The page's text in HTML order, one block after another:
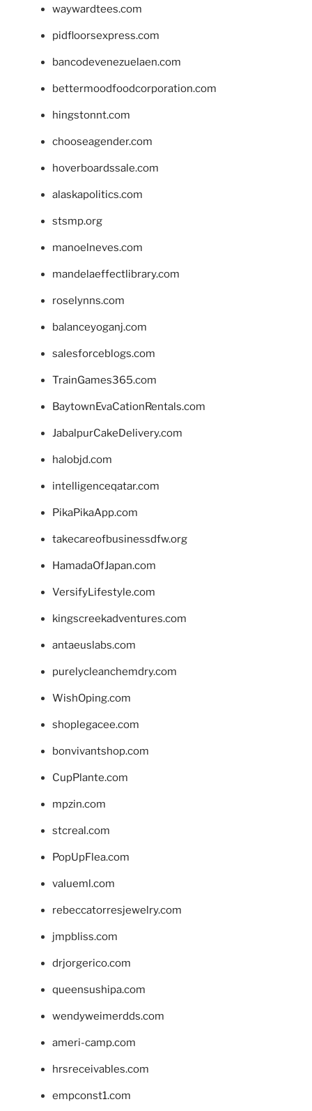
waywardtees.com
pidfloorsexpress.com
bancodevenezuelaen.com
bettermoodfoodcorporation.com
hingstonnt.com
chooseagender.com
hoverboardssale.com
alaskapolitics.com
stsmp.org
manoelneves.com
mandelaeffectlibrary.com
roselynns.com
balanceyoganj.com
salesforceblogs.com
TrainGames365.com
BaytownEvaCationRentals.com
JabalpurCakeDelivery.com
halobjd.com
intelligenceqatar.com
PikaPikaApp.com
takecareofbusinessdfw.org
HamadaOfJapan.com
VersifyLifestyle.com
kingscreekadventures.com
antaeuslabs.com
purelycleanchemdry.com
WishOping.com
shoplegacee.com
bonvivantshop.com
CupPlante.com
mpzin.com
stcreal.com
PopUpFlea.com
valueml.com
rebeccatorresjewelry.com
jmpbliss.com
drjorgerico.com
queensushipa.com
wendyweimerdds.com
ameri-camp.com
hrsreceivables.com
empconst1.com